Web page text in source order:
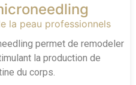
la peau professionnels
permet de remodeler
la production de
du corps.